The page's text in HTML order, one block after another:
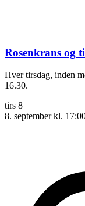
Rosenkrans og
Hver tirsdag, inden
16.30.
tirs 8
8. september kl.